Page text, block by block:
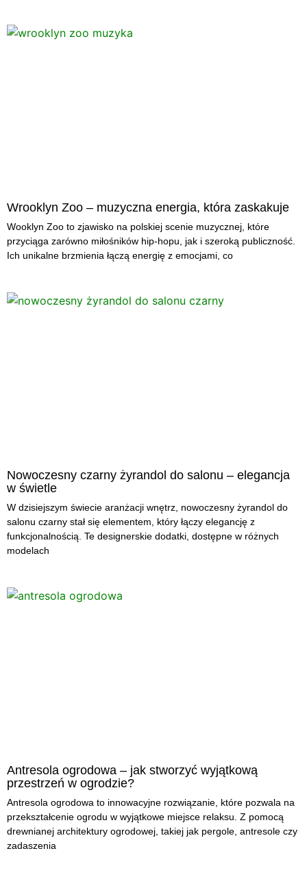
Wrooklyn Zoo – muzyczna energia, która zaskakuje
Wooklyn Zoo to zjawisko na polskiej scenie muzycznej, które
przyciąga zarówno miłośników hip-hopu, jak i szeroką publiczność.
Ich unikalne brzmienia łączą energię z emocjami, co
Nowoczesny czarny żyrandol do salonu – elegancja
w świetle
W dzisiejszym świecie aranżacji wnętrz, nowoczesny żyrandol do
salonu czarny stał się elementem, który łączy elegancję z
funkcjonalnością. Te designerskie dodatki, dostępne w różnych
modelach
Antresola ogrodowa – jak stworzyć wyjątkową
przestrzeń w ogrodzie?
Antresola ogrodowa to innowacyjne rozwiązanie, które pozwala na
przekształcenie ogrodu w wyjątkowe miejsce relaksu. Z pomocą
drewnianej architektury ogrodowej, takiej jak pergole, antresole czy
zadaszenia